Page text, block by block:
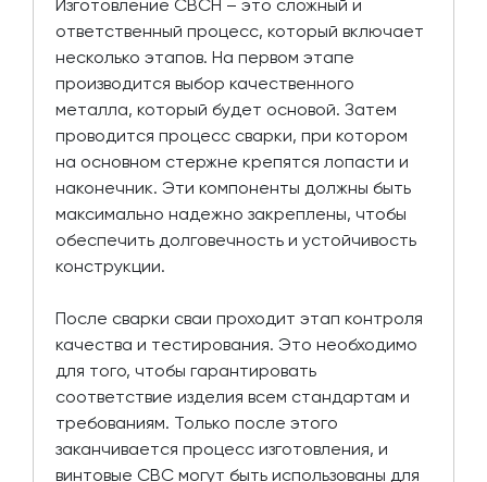
Изготовление СВСН – это сложный и
ответственный процесс, который включает
несколько этапов. На первом этапе
производится выбор качественного
металла, который будет основой. Затем
проводится процесс сварки, при котором
на основном стержне крепятся лопасти и
наконечник. Эти компоненты должны быть
максимально надежно закреплены, чтобы
обеспечить долговечность и устойчивость
конструкции.
После сварки сваи проходит этап контроля
качества и тестирования. Это необходимо
для того, чтобы гарантировать
соответствие изделия всем стандартам и
требованиям. Только после этого
заканчивается процесс изготовления, и
винтовые СВС могут быть использованы для